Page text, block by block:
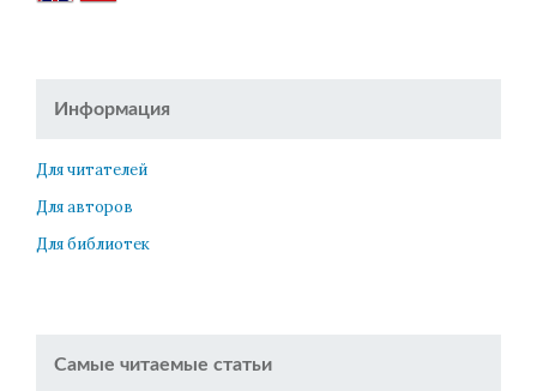
Информация
Для читателей
Для авторов
Для библиотек
Самые читаемые статьи